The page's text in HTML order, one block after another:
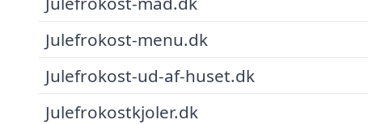
Julefrokost-menu.dk
Julefrokost-ud-af-huset.dk
Julefrokostkjoler.dk